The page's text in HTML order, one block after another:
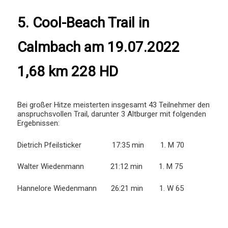
5. Cool-Beach Trail in
Calmbach am 19.07.2022
1,68 km 228 HD
Bei großer Hitze meisterten insgesamt 43 Teilnehmer den
anspruchsvollen Trail, darunter 3 Altburger mit folgenden
Ergebnissen:
Dietrich Pfeilsticker 17:35 min 1. M 70
Walter Wiedenmann 21:12 min 1. M 75
Hannelore Wiedenmann 26:21 min 1. W 65